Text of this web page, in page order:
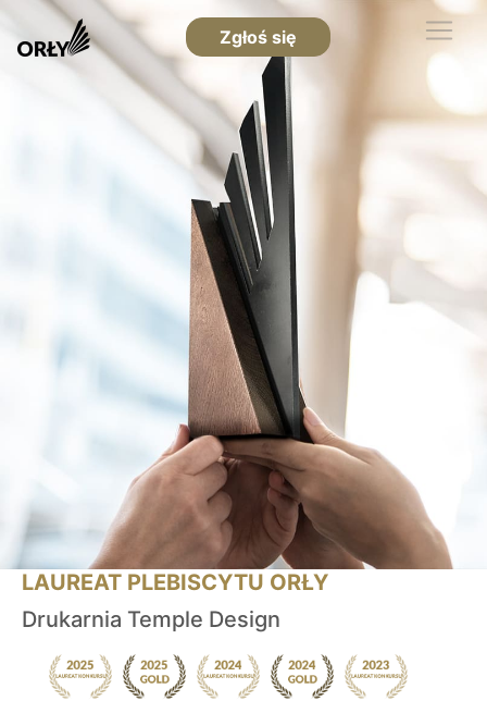
Zgłoś się
LAUREAT PLEBISCYTU ORŁY
Drukarnia Temple Design